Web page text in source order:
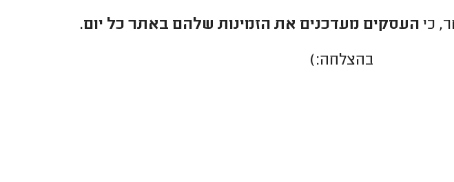
כי העסקים מעדכנים את הזמינות שלהם באתר כל יום.
בהצלחה:)